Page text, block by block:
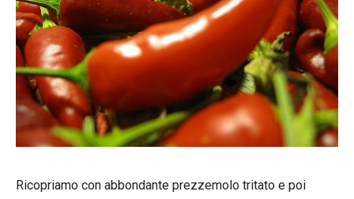
Ricopriamo con abbondante prezzemolo tritato e poi